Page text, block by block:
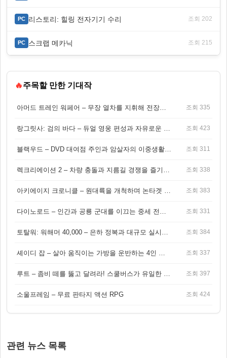
PC 리스토리: 힐링 전자기기 수리 조회 202
PC 스크랩 메카닉 조회 215
🔥주목할 만한 기대작
조회 335
조회 423
조회 311
조회 338
조회 383
조회 331
조회 384
조회 337
조회 397
소울프레임 – 무료 판타지 액션 RPG 조회 424
관련 뉴스 목록